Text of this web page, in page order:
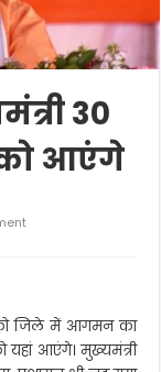
30
को आएंगे
को जिले में आगमन का
यहां आएंगे। मुख्यमंत्री